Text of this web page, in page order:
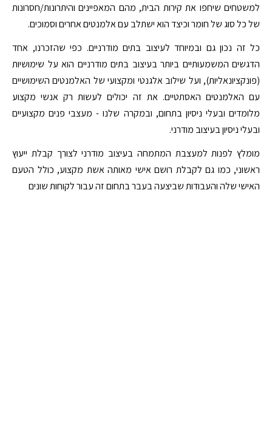
למשטחים שיחפו את קירות הבית, מהם המאפיינים והיתרונות/חסרונות
של כל סוג של חומר וכיצד הוא ישתלב עם אלמנטים אחרים וסמוכים.
כל זה נכון גם ובמיוחד לעיצוב בתים מודרניים. כפי שהזכרנו, אחד
הדגשים המשמעותיים ביותר בעיצוב בתים מודרניים הוא על שימושיות
(פונקציונאליות), ועל שילוב אלגנטי ומקצועי של האלמנטים השימושיים
עם האלמנטים האסתטיים. את זה יכולים לעשות רק אנשי מקצוע
מלומדים ובעלי ניסיון בתחום, ובמקרה שלנו - מעצבי פנים מקצועיים
ובעלי ניסיון בעיצוב מודרני.
מומלץ לפנות למעצבת המתמחה בעיצוב מודרני לצורך קבלת ייעוץ
ראשוני, כמו גם לקבלת רושם אישי מאותה אשת מקצוע, כולל הטעם
האישי שלה והעבודות שביצעה בעבר בתחום זה עבור לקוחות שונים